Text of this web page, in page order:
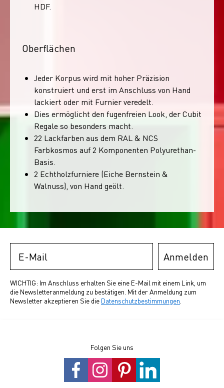
HDF.
Oberflächen
Jeder Korpus wird mit hoher Präzision
konstruiert und erst im Anschluss von Hand
lackiert oder mit Furnier veredelt.
Dies ermöglicht den fugenfreien Look, der Cubit
Regale so besonders macht.
22 Lackfarben aus dem RAL & NCS
Farbkosmos auf 2 Komponenten Polyurethan-
Basis.
2 Echtholzfurniere (Eiche Bernstein &
Walnuss), von Hand geölt.
Anmelden
WICHTIG: Im Anschluss erhalten Sie eine E-Mail mit einem Link, um
die Newsletteranmeldung zu bestätigen. Mit der Anmeldung zum
Newsletter akzeptieren Sie die Datenschutzbestimmungen
Folgen Sie uns